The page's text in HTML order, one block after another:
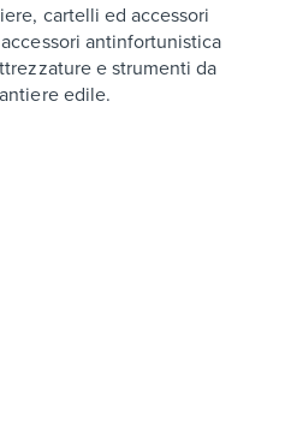
cartelli ed accessori
antinfortunistica
e strumenti da
edile.